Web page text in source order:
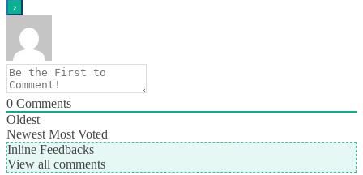
0 Comments
Oldest
Newest Most Voted
Inline Feedbacks
View all comments